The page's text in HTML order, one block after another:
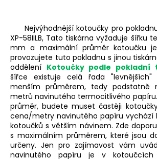
Nejvýhodnější kotoučky pro pokladnu
XP-58IILB, Tato tiskárna vyžaduje šířku
mm a maximální průměr kotoučku
provozujete tuto pokladnu s jinou
oddělení Kotoučky podle pokladní
šířce existuje celá řada
menším průměrem, tedy podstatně
metrů navinutého termocitlivého
průměr, budete muset častěji
cena/metry navinutého papíru vychází
kotoučků s větším návinem. Zde
s maximálním průměrem, které jsou
určeny. Jen pro zajímavost vám
navinutého papíru je v kotoučcích
í
t
?
HLEDAT